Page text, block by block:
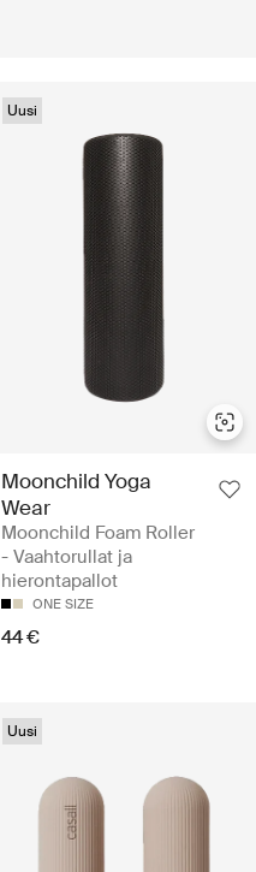
Uusi
Moonchild Yoga
Wear
Moonchild Foam Roller
- Vaahtorullat ja
hierontapallot
ONE SIZE
44 €
Uusi